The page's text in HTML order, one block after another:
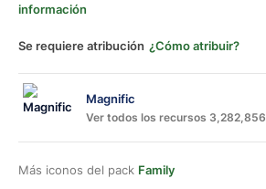
información
Se requiere atribución ¿Cómo atribuir?
Magnific
Ver todos los recursos 3,282,856
Más iconos del pack Family